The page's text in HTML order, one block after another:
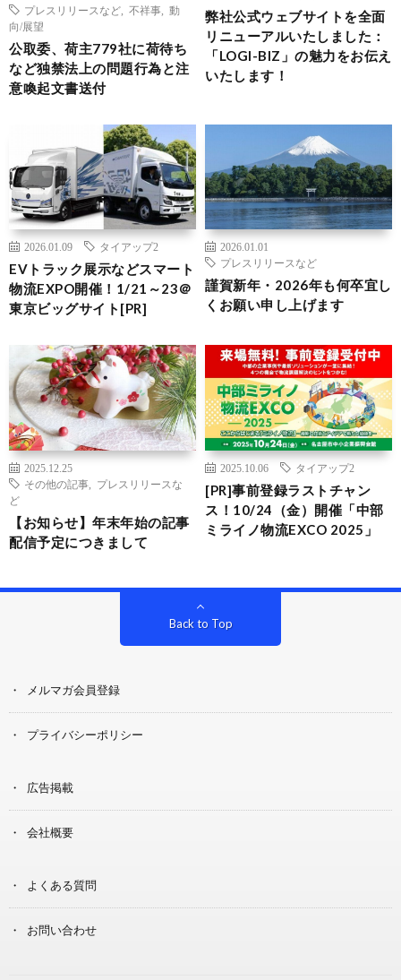
プレスリリースなど
不祥事
動
向/展望
公取委、荷主779社に荷待ち
など独禁法上の問題行為と注
意喚起文書送付
弊社公式ウェブサイトを全面
リニューアルいたしました：
「LOGI-BIZ」の魅力をお伝え
いたします！
2026.01.09 タイアップ2
EVトラック展示などスマート
物流EXPO開催！1/21～23＠
東京ビッグサイト[PR]
2026.01.01
プレスリリースなど
謹賀新年・2026年も何卒宜し
くお願い申し上げます
2025.12.25
その他の記事
プレスリリースな
ど
【お知らせ】年末年始の記事
配信予定につきまして
2025.10.06 タイアップ2
[PR]事前登録ラストチャン
ス！10/24（金）開催「中部
ミライノ物流EXCO 2025」
Back to Top
メルマガ会員登録
プライバシーポリシー
広告掲載
会社概要
よくある質問
お問い合わせ